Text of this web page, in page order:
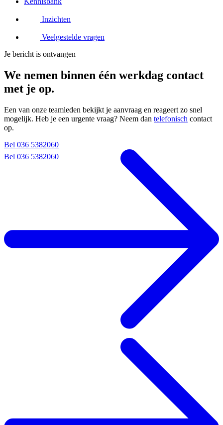
Inzichten
Veelgestelde vragen
Je bericht is ontvangen
We nemen binnen één werkdag contact
met je op.
Een van onze teamleden bekijkt je aanvraag en reageert zo snel
mogelijk. Heb je een urgente vraag? Neem dan telefonisch contact
op.
Bel 036 5382060